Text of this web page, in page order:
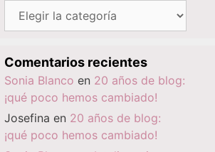
Categorías
Comentarios recientes
Sonia Blanco en 20 años de blog:
¡qué poco hemos cambiado!
Josefina en 20 años de blog:
¡qué poco hemos cambiado!